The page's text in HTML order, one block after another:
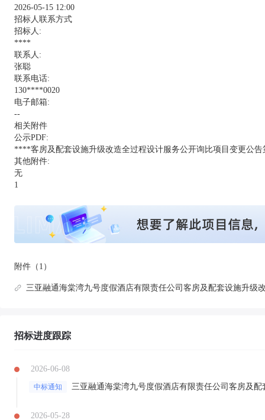
2026-05-15 12:00
招标人联系方式
招标人:
****
联系人:
张聪
联系电话:
130****0020
电子邮箱:
--
相关附件
公示PDF:
****客房及配套设施升级改造全过程设计服务公开询比项目变更公告
其他附件:
无
1
附件（1）
三亚融通海棠湾九号度假酒店有限责任公司客房及配套设施升级
招标进度跟踪
2026-06-08
中标通知
2026-05-28